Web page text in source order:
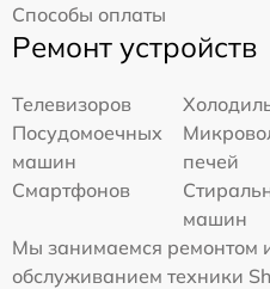
Способы оплаты
Ремонт устройств
Телевизоров
Посудомоечных
машин
печей
Смартфонов
машин
Мы занимаемся ремонтом
обслуживанием техники